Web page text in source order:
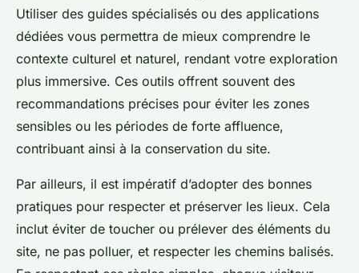
Utiliser des guides spécialisés ou des applications
dédiées vous permettra de mieux comprendre le
contexte culturel et naturel, rendant votre exploration
plus immersive. Ces outils offrent souvent des
recommandations précises pour éviter les zones
sensibles ou les périodes de forte affluence,
contribuant ainsi à la conservation du site.
Par ailleurs, il est impératif d’adopter des bonnes
pratiques pour respecter et préserver les lieux. Cela
inclut éviter de toucher ou prélever des éléments du
site, ne pas polluer, et respecter les chemins balisés.